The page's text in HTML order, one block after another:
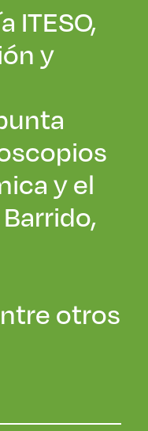
ITESO,
y
y el
otros